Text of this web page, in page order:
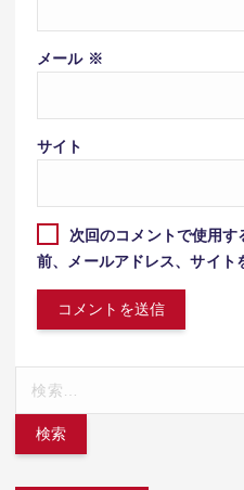
メール ※
サイト
次回のコメントで使用
前、メールアドレス、サイト